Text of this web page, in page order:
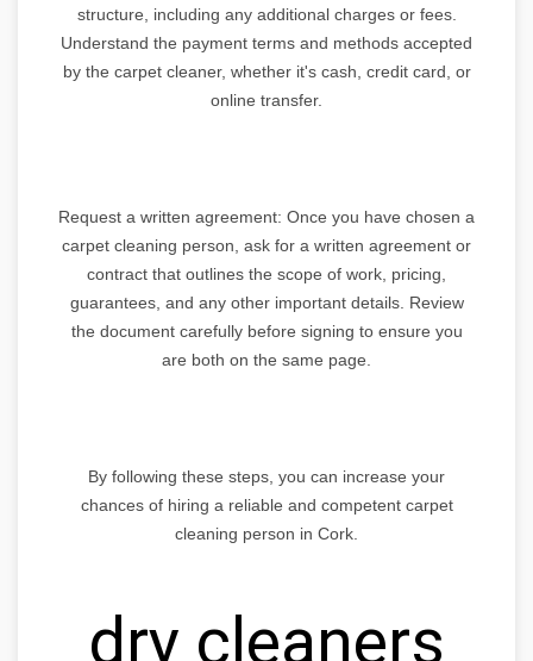
structure, including any additional charges or fees.
Understand the payment terms and methods accepted
by the carpet cleaner, whether it's cash, credit card, or
online transfer.
Request a written agreement: Once you have chosen a
carpet cleaning person, ask for a written agreement or
contract that outlines the scope of work, pricing,
guarantees, and any other important details. Review
the document carefully before signing to ensure you
are both on the same page.
By following these steps, you can increase your
chances of hiring a reliable and competent carpet
cleaning person in Cork.
dry cleaners